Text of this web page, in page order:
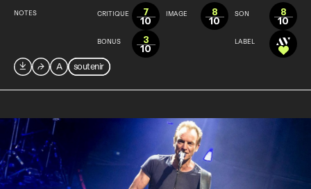
NOTES CRITIQUE 7
10
IMAGE 8
10
SON 8
10
BONUS 3
10
LABEL
 ⮫ A soutenir